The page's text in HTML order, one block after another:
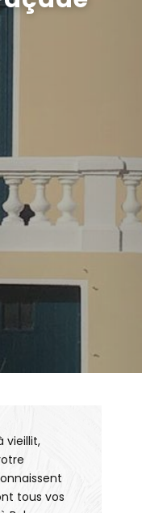
vieillit,
tous vos